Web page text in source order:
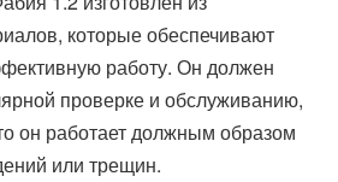
которые обеспечивают
работу. Он должен
проверке и обслуживанию,
он работает должным образом
или трещин.